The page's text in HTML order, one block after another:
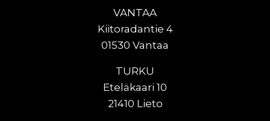
VANTAA
Kiitoradantie 4
01530 Vantaa
TURKU
Eteläkaari 10
21410 Lieto